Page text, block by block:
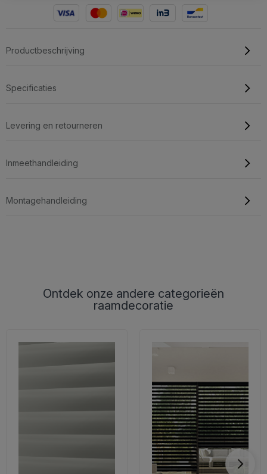
Productbeschrijving
Specificaties
Levering en retourneren
Inmeethandleiding
Montagehandleiding
Ontdek onze andere categorieën
raamdecoratie